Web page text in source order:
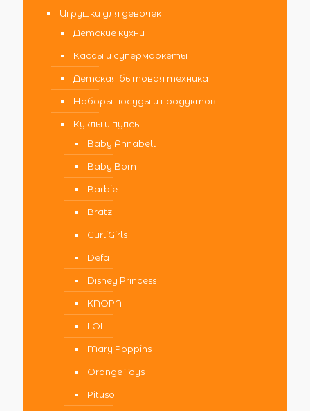
Игрушки для девочек
Детские кухни
Кассы и супермаркеты
Детская бытовая техника
Наборы посуды и продуктов
Куклы и пупсы
Baby Annabell
Baby Born
Barbie
Bratz
CurliGirls
Defa
Disney Princess
KNOPA
LOL
Mary Poppins
Orange Toys
Pituso